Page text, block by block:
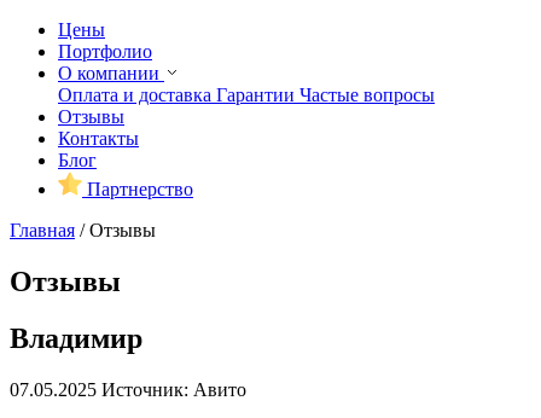
Цены
Портфолио
О компании
Оплата и доставка Гарантии Частые вопросы
Отзывы
Контакты
Блог
Партнерство
Главная /Отзывы
Отзывы
Владимир
07.05.2025 Источник: Авито